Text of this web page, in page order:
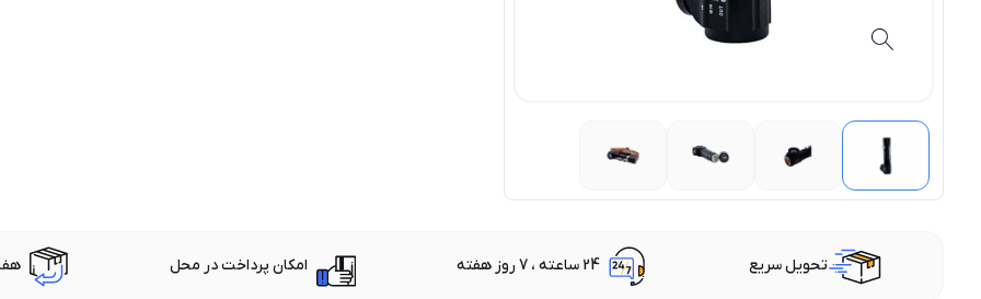
تحویل سریع 24 ساعته ، 7 روز هفته امکان پرداخت در محل